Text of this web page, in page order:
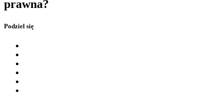
prawna?
Podziel się